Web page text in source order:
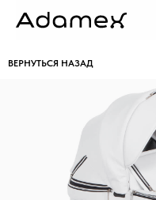
ВЕРНУТЬСЯ НАЗАД